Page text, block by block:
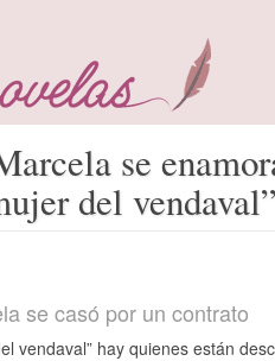
se
del
se casó por un contrato
vendaval” hay quienes están